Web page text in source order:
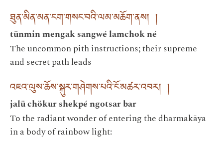
ཐུན་མིན་མན་ངག་གསང་བའི་ལམ་མཆོག་ནས། །
tünmin mengak sangwé lamchok né
The uncommon pith instructions; their supreme
and secret path leads
འཇའ་ལུས་ཆོས་སྐུར་གཤེགས་པའི་ངོ་མཚར་འབར། །
jalü chökur shekpé ngotsar bar
To the radiant wonder of entering the dharmakāya
in a body of rainbow light: